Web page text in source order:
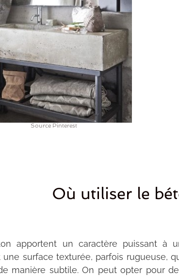
Source Pinterest
Où utiliser le
apportent un caractère puissant à
une surface texturée, parfois rugueuse,
manière subtile. On peut opter pour